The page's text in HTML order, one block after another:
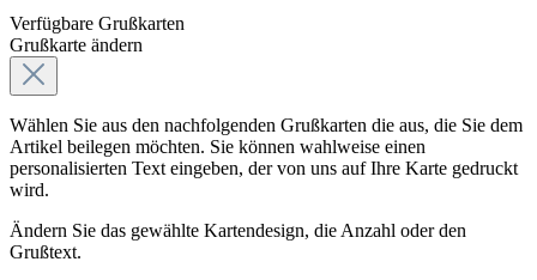
Verfügbare Grußkarten
Grußkarte ändern
Wählen Sie aus den nachfolgenden Grußkarten die aus, die Sie dem
Artikel beilegen möchten. Sie können wahlweise einen
personalisierten Text eingeben, der von uns auf Ihre Karte gedruckt
wird.
Ändern Sie das gewählte Kartendesign, die Anzahl oder den
Grußtext.